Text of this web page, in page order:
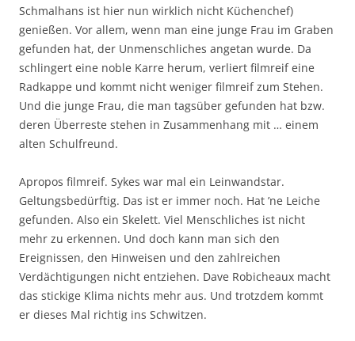
Schmalhans ist hier nun wirklich nicht Küchenchef)
genießen. Vor allem, wenn man eine junge Frau im Graben
gefunden hat, der Unmenschliches angetan wurde. Da
schlingert eine noble Karre herum, verliert filmreif eine
Radkappe und kommt nicht weniger filmreif zum Stehen.
Und die junge Frau, die man tagsüber gefunden hat bzw.
deren Überreste stehen in Zusammenhang mit … einem
alten Schulfreund.
Apropos filmreif. Sykes war mal ein Leinwandstar.
Geltungsbedürftig. Das ist er immer noch. Hat ’ne Leiche
gefunden. Also ein Skelett. Viel Menschliches ist nicht
mehr zu erkennen. Und doch kann man sich den
Ereignissen, den Hinweisen und den zahlreichen
Verdächtigungen nicht entziehen. Dave Robicheaux macht
das stickige Klima nichts mehr aus. Und trotzdem kommt
er dieses Mal richtig ins Schwitzen.